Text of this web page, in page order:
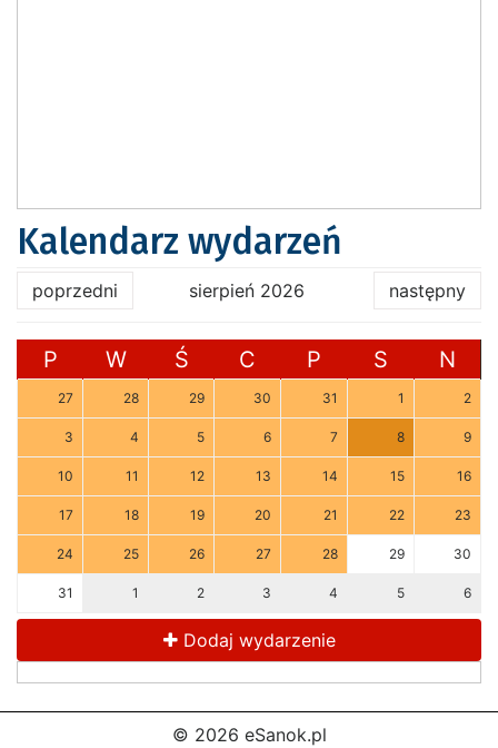
Kalendarz wydarzeń
poprzedni sierpień 2026 następny
P W Ś C P S N
27 28 29 30 31 1 2
3 4 5 6 7 8 9
10 11 12 13 14 15 16
17 18 19 20 21 22 23
24 25 26 27 28 29 30
31 1 2 3 4 5 6
Dodaj wydarzenie
© 2026 eSanok.pl